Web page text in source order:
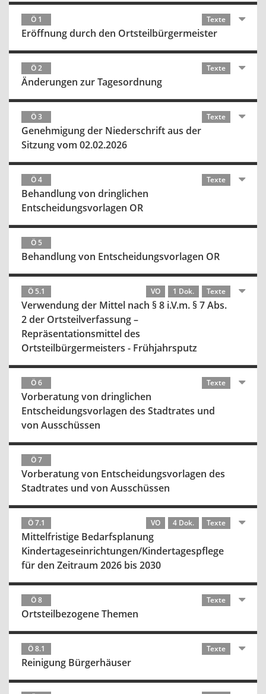
Ö 1 Texte
Eröffnung durch den Ortsteilbürgermeister
Ö 2 Texte
Änderungen zur Tagesordnung
Ö 3 Texte
Genehmigung der Niederschrift aus der
Sitzung vom 02.02.2026
Ö 4 Texte
Behandlung von dringlichen
Entscheidungsvorlagen OR
Ö 5
Behandlung von Entscheidungsvorlagen OR
Ö 5.1 VO 1 Dok. Texte
Verwendung der Mittel nach § 8 i.V.m. § 7 Abs.
2 der Ortsteilverfassung –
Repräsentationsmittel des
Ortsteilbürgermeisters - Frühjahrsputz
Ö 6 Texte
Vorberatung von dringlichen
Entscheidungsvorlagen des Stadtrates und
von Ausschüssen
Ö 7
Vorberatung von Entscheidungsvorlagen des
Stadtrates und von Ausschüssen
Ö 7.1 VO 4 Dok. Texte
Mittelfristige Bedarfsplanung
Kindertageseinrichtungen/Kindertagespflege
für den Zeitraum 2026 bis 2030
Ö 8 Texte
Ortsteilbezogene Themen
Ö 8.1 Texte
Reinigung Bürgerhäuser